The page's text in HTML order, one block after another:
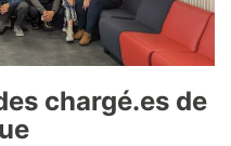
chargé.es de